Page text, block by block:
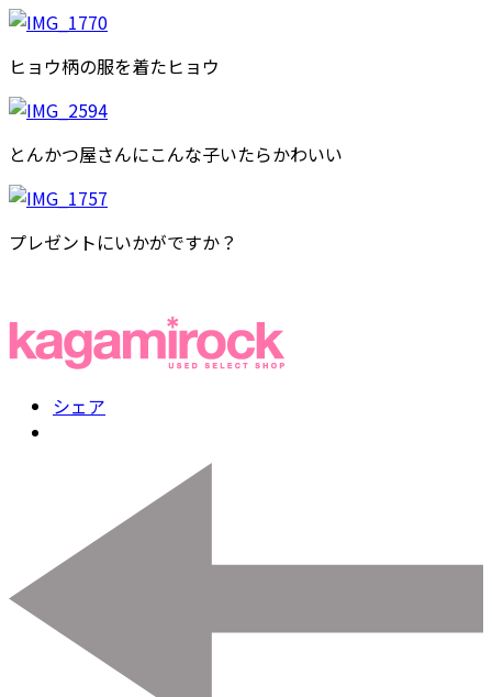
ヒョウ柄の服を着たヒョウ
とんかつ屋さんにこんな子いたらかわいい
プレゼントにいかがですか？
シェア